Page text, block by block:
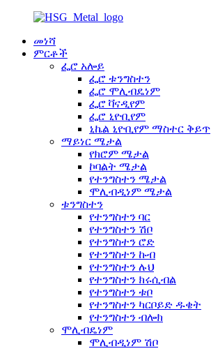
መነሻ
ምርቶች
ፌሮ አሎይ
ፌሮ ቱንግስተን
ፌሮ ሞሊብዴነም
ፌሮ ቫናዲየም
ፌሮ ኒዮቢየም
ኒኬል ኒዮቢየም ማስተር ቅይጥ
ማይነር ሜታል
የክሮም ሜታል
ኮባልት ሜታል
የተንግስተን ሜታል
ሞሊብዲነም ሜታል
ቱንግስተን
የተንግስተን ባር
የተንግስተን ሽቦ
የተንግስተን ሮድ
የተንግስተን ኩብ
የተንግስተን ሉህ
የተንግስተን ክሩሲብል
የተንግስተን ቱቦ
የተንግስተን ካርቦይድ ዱቄት
የተንግስተን ብሎክ
ሞሊብዴነም
ሞሊብዲነም ሽቦ